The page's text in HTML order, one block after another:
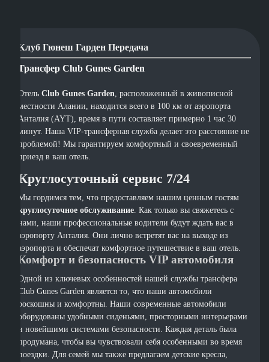
Клуб Гюнеш Гарден Передача
Трансфер Club Gunes Garden
ОтельClub Gunes Garden, расположенный в живописной
местности Алании, находится всего в 100 км от аэропорта
Анталия (AYT), время в пути составляет примерно 1 час 30
минут. Наша VIP-трансферная служба делает это расстояние не
проблемой! Мы гарантируем комфортный и своевременный
приезд в ваш отель.
Круглосуточный сервис 7/24
Мы гордимся тем, что предоставляем нашим ценным гостям
круглосуточное обслуживание. Как только вы свяжетесь с
нами, наши профессиональные водители будут ждать вас в
аэропорту Анталия. Они лично встретят вас на выходе из
аэропорта и обеспечат комфортное путешествие в ваш отель.
Комфорт и безопасность VIP автомобиля
Одной из ключевых особенностей нашей службы трансфера
Club Gunes Garden является то, что наши автомобили
роскошны и комфортны. Наши современные автомобили
оборудованы удобными сиденьями, просторными интерьерами
и новейшими системами безопасности. Каждая деталь была
продумана, чтобы вы чувствовали себя особенными во время
поездки. Для семей мы также предлагаем детские кресла,